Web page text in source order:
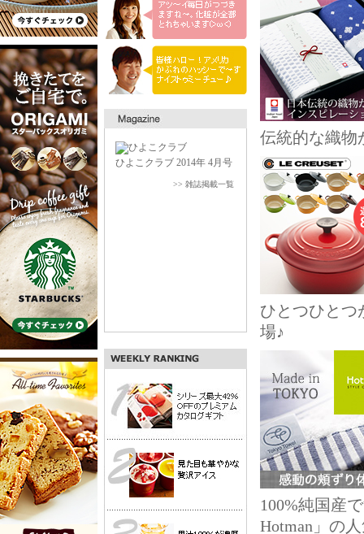
ひよこクラブ 2014年 4月号
>> 雑誌掲載一覧
伝統的な織物
ひとつひとつ
場♪
100%純国産
Hotman」の